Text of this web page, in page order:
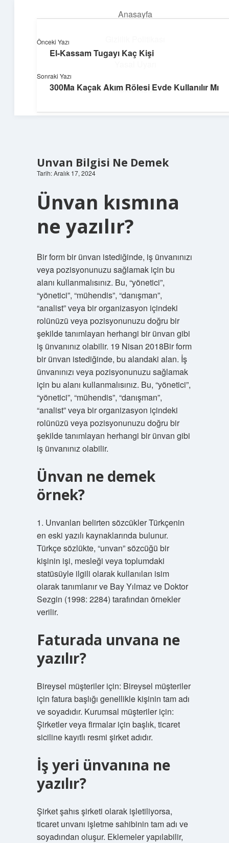
Anasayfa
Hakkımızda
Neşeli Bilgi Durağı
Hızlı hikayelerle gününü şenlendir!
Unvan Bilgisi Ne Demek
Tarih: Aralık 17, 2024
Ünvan kısmına
ne yazılır?
Bir form bir ünvan istediğinde, iş ünvanınızı
veya pozisyonunuzu sağlamak için bu
alanı kullanmalısınız. Bu, “yönetici”,
“yönetici”, “mühendis”, “danışman”,
“analist” veya bir organizasyon içindeki
rolünüzü veya pozisyonunuzu doğru bir
şekilde tanımlayan herhangi bir ünvan gibi
iş ünvanınız olabilir. 19 Nisan 2018Bir form
bir ünvan istediğinde, bu alandaki alan. İş
ünvanınızı veya pozisyonunuzu sağlamak
için bu alanı kullanmalısınız. Bu, “yönetici”,
“yönetici”, “mühendis”, “danışman”,
“analist” veya bir organizasyon içindeki
rolünüzü veya pozisyonunuzu doğru bir
şekilde tanımlayan herhangi bir ünvan gibi
iş ünvanınız olabilir.
Ünvan ne demek
örnek?
1. Unvanları belirten sözcükler Türkçenin
en eski yazılı kaynaklarında bulunur.
Türkçe sözlükte, “unvan” sözcüğü bir
kişinin işi, mesleği veya toplumdaki
statüsüyle ilgili olarak kullanılan isim
olarak tanımlanır ve Bay Yılmaz ve Doktor
Sezgin (1998: 2284) tarafından örnekler
verilir.
Faturada unvana ne
yazılır?
Bireysel müşteriler için: Bireysel müşteriler
için fatura başlığı genellikle kişinin tam adı
ve soyadıdır. Kurumsal müşteriler için:
Şirketler veya firmalar için başlık, ticaret
siciline kayıtlı resmi şirket adıdır.
İş yeri ünvanına ne
yazılır?
Şirket şahıs şirketi olarak işletiliyorsa,
ticaret unvanı işletme sahibinin tam adı ve
soyadından oluşur. Eklemeler yapılabilir,
Önceki Yazı
El-Kassam Tugayı Kaç Kişi
Sonraki Yazı
300Ma Kaçak Akım Rölesi Evde Kullanılır Mı